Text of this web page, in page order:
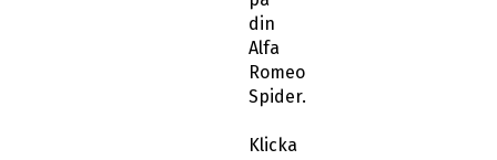
din
Alfa
Romeo
Spider.
Klicka